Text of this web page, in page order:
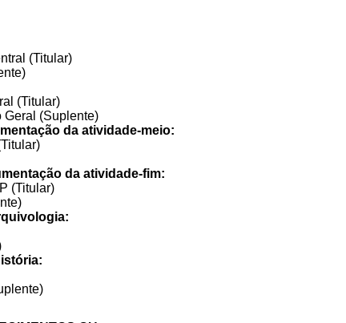
(Titular)
(Titular)
(Suplente)
da atividade-meio:
da atividade-fim:
(Titular)